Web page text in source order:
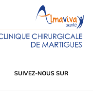
SUIVEZ-NOUS SUR